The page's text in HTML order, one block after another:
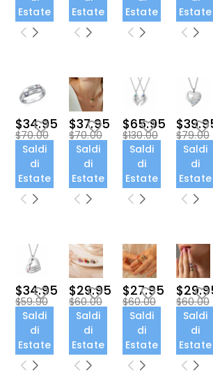
Estate
Estate
Estate
Estate
$34.95
$70.00
Saldi
di
Estate
$37.95
$70.00
Saldi
di
Estate
$65.95
$130.00
Saldi
di
Estate
$79.00
Saldi
di
Estate
$34.95
$59.90
Saldi
di
Estate
$29.95
$60.00
Saldi
di
Estate
$27.95
$60.00
Saldi
di
Estate
$60.00
Saldi
di
Estate